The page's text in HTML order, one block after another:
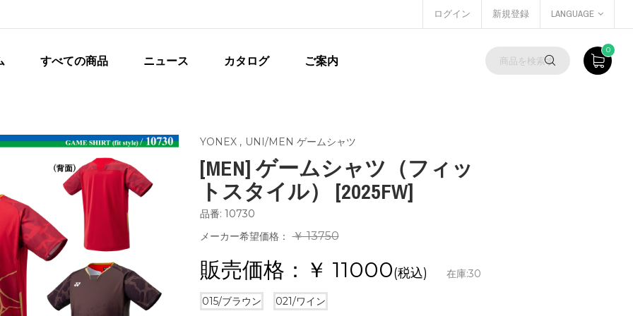
ログイン 新規登録 LANGUAGE
すべての商品 ニュース カタログ ご案内
0
YONEX, UNI/MEN ゲームシャツ
[MEN] ゲームシャツ（フィッ
トスタイル） [2025FW]
品番: 10730
メーカー希望価格： ￥ 13750
販売価格：￥ 11000(税込) 在庫:30
015/ブラウン 021/ワイン